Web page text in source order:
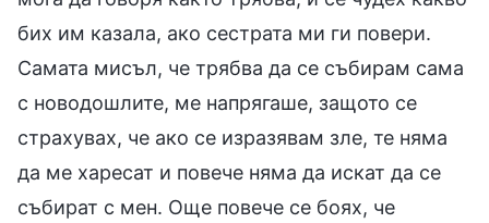
бих им казала, ако сестрата ми ги повери.
Самата мисъл, че трябва да се събирам сама
с новодошлите, ме напрягаше, защото се
страхувах, че ако се изразявам зле, те няма
да ме харесат и повече няма да искат да се
събират с мен. Още повече се боях, че